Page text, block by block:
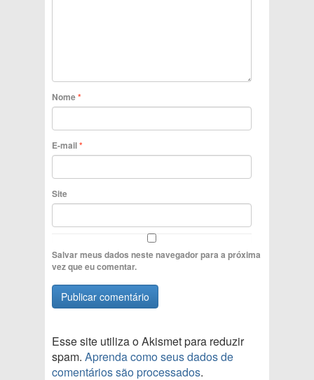
Nome*
E-mail*
Site
Salvar meus dados neste navegador para a próxima
vez que eu comentar.
Esse site utiliza o Akismet para reduzir
spam. Aprenda como seus dados de
comentários são processados.